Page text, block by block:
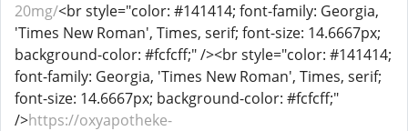
20mg/<br style="color: #141414; font-family: Georgia,
'Times New Roman', Times, serif; font-size: 14.6667px;
background-color: #fcfcff;" /><br style="color: #141414;
font-family: Georgia, 'Times New Roman', Times, serif;
font-size: 14.6667px; background-color: #fcfcff;"
/>https://oxyapotheke-